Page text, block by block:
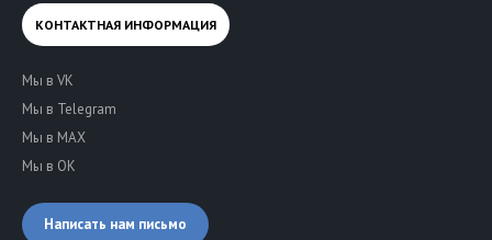
КОНТАКТНАЯ ИНФОРМАЦИЯ
Мы в VK
Мы в Telegram
Мы в MAX
Мы в OK
Написать нам письмо